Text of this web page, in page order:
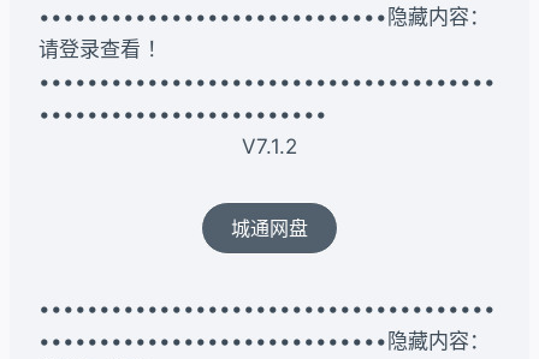
•••••••••••••••••••••••••••••隐藏内容：
请登录查看 ！
••••••••••••••••••••••••••••••••••••••
••••••••••••••••••••••••
V7.1.2
城通网盘
••••••••••••••••••••••••••••••••••••••
•••••••••••••••••••••••••••••隐藏内容：